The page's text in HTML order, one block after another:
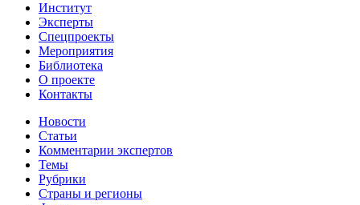
Институт
Эксперты
Спецпроекты
Мероприятия
Библиотека
О проекте
Контакты
Новости
Статьи
Комментарии экспертов
Темы
Рубрики
Страны и регионы